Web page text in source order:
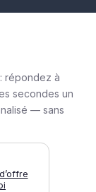
répondez à
secondes un
— sans